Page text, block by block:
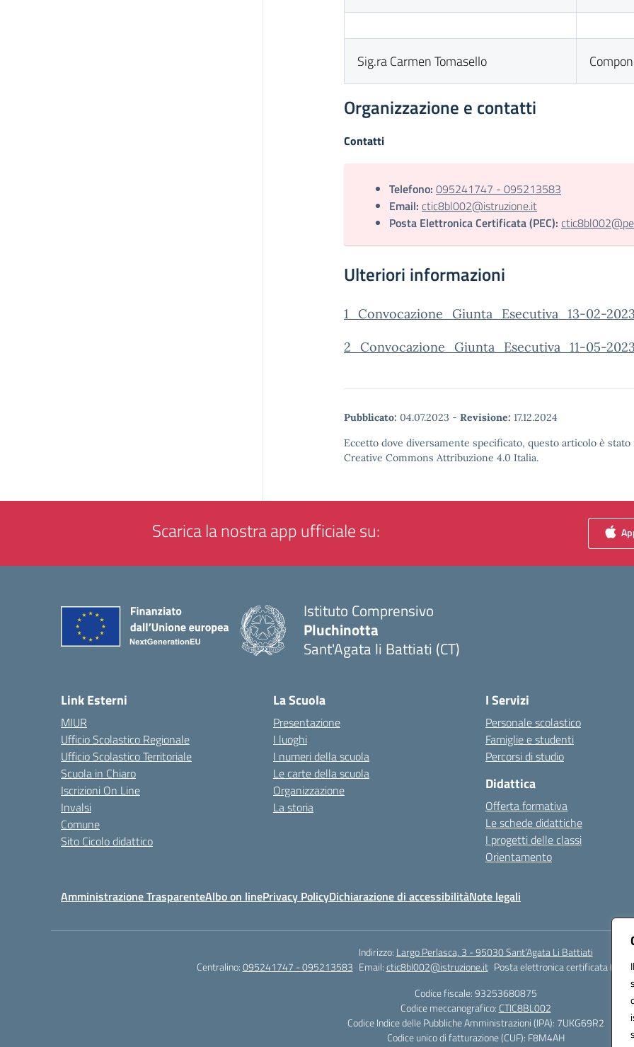
Sig.ra Carmen Tomasello
Organizzazione e contatti
Contatti
Telefono: 095241747 - 095213583
Email: ctic8bl002@istruzione.it
Posta Elettronica Certificata (PEC):
Ulteriori informazioni
1_Convocazione_Giunta_Esecutiva_13-02-2023
2_Convocazione_Giunta_Esecutiva_11-05-
Pubblicato: 04.07.2023 - Revisione: 17.12.2024
Eccetto dove diversamente specificato, questo articolo è
Creative Commons Attribuzione 4.0 Italia.
Scarica la nostra app ufficiale su:
Istituto Comprensivo
Pluchinotta
Sant'Agata li Battiati (CT)
Link Esterni
MIUR
Ufficio Scolastico Regionale
Ufficio Scolastico Territoriale
Scuola in Chiaro
Iscrizioni On Line
Invalsi
Comune
Sito Cicolo didattico
La Scuola
Presentazione
I luoghi
I numeri della scuola
Le carte della scuola
Organizzazione
La storia
I Servizi
Personale scolastico
Famiglie e studenti
Percorsi di studio
Didattica
Offerta formativa
Le schede didattiche
I progetti delle classi
Orientamento
Amministrazione TrasparenteAlbo on linePrivacy PolicyDichiarazione di accessibilitàNote legali
Indirizzo: Largo Perlasca, 3 - 95030 Sant’Agata Li Battiati
Centralino:095241747 - 095213583 Email:ctic8bl002@istruzione.it Posta elettronica certificata (PEC):
Codice fiscale: 93253680875
Codice meccanografico: CTIC8BL002
Codice Indice delle Pubbliche Amministrazioni (IPA): 7UKG69R2
Codice unico di fatturazione (CUF): F8M4AH